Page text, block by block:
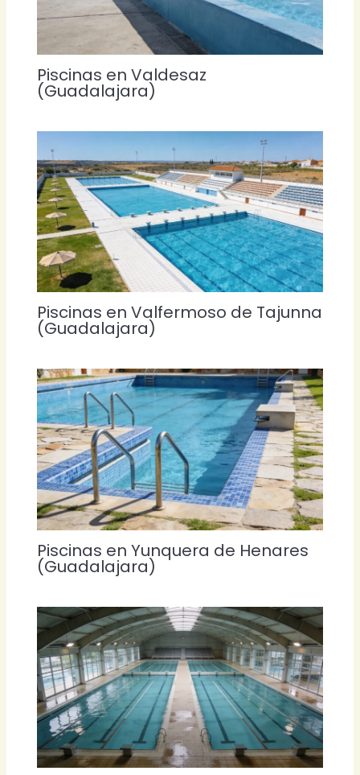
Piscinas en Valdesaz
(Guadalajara)
Piscinas en Valfermoso de Tajunna
(Guadalajara)
Piscinas en Yunquera de Henares
(Guadalajara)